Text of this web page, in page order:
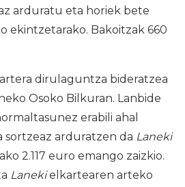
arduratu eta horiek bete
ekintzetarako. Bakoitzak 660
dirulaguntza bideratzea
Osoko Bilkuran. Lanbide
erabili ahal
sortzeaz arduratzen da Laneki
2.117 euro emango zaizkio.
Lanekielkartearen arteko